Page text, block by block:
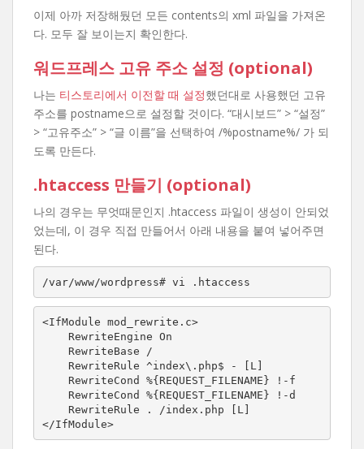
이제 아까 저장해뒀던 모든 contents의 xml 파일을 가져온
다. 모두 잘 보이는지 확인한다.
워드프레스 고유 주소 설정 (optional)
나는 티스토리에서 이전할 때 설정했던대로 사용했던 고유
주소를 postname으로 설정할 것이다. “대시보드” > “설정”
> “고유주소” > “글 이름”을 선택하여 /%postname%/ 가 되
도록 만든다.
.htaccess 만들기 (optional)
나의 경우는 무엇때문인지 .htaccess 파일이 생성이 안되었
었는데, 이 경우 직접 만들어서 아래 내용을 붙여 넣어주면
된다.
/var/www/wordpress# vi .htaccess
<IfModule mod_rewrite.c>
</IfModule>